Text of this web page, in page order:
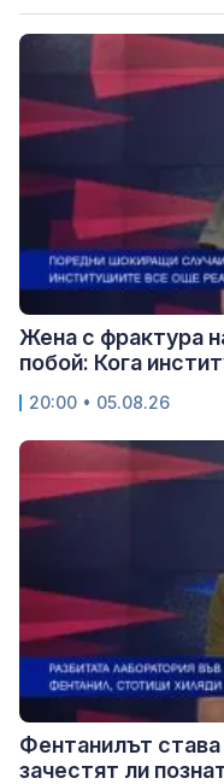
Жена с фрактура
побой: Кога
20:00 • 05.08.26
Фентанилът
зачестят ли